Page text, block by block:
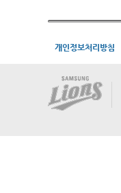
개인정보처리방침